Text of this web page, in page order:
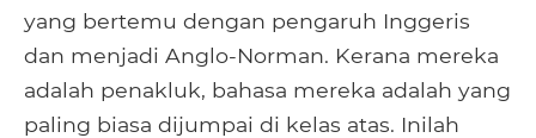
yang bertemu dengan pengaruh Inggeris
dan menjadi Anglo-Norman. Kerana mereka
adalah penakluk, bahasa mereka adalah yang
paling biasa dijumpai di kelas atas. Inilah